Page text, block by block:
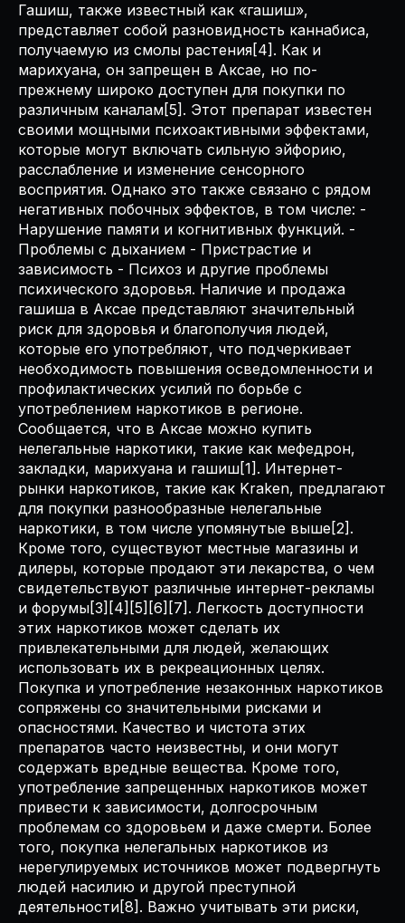
Гашиш, также известный как «гашиш»,
представляет собой разновидность каннабиса,
получаемую из смолы растения[4]. Как и
марихуана, он запрещен в Аксае, но по-
прежнему широко доступен для покупки по
различным каналам[5]. Этот препарат известен
своими мощными психоактивными эффектами,
которые могут включать сильную эйфорию,
расслабление и изменение сенсорного
восприятия. Однако это также связано с рядом
негативных побочных эффектов, в том числе: -
Нарушение памяти и когнитивных функций. -
Проблемы с дыханием - Пристрастие и
зависимость - Психоз и другие проблемы
психического здоровья. Наличие и продажа
гашиша в Аксае представляют значительный
риск для здоровья и благополучия людей,
которые его употребляют, что подчеркивает
необходимость повышения осведомленности и
профилактических усилий по борьбе с
употреблением наркотиков в регионе.
Сообщается, что в Аксае можно купить
нелегальные наркотики, такие как мефедрон,
закладки, марихуана и гашиш[1]. Интернет-
рынки наркотиков, такие как Kraken, предлагают
для покупки разнообразные нелегальные
наркотики, в том числе упомянутые выше[2].
Кроме того, существуют местные магазины и
дилеры, которые продают эти лекарства, о чем
свидетельствуют различные интернет-рекламы
и форумы[3][4][5][6][7]. Легкость доступности
этих наркотиков может сделать их
привлекательными для людей, желающих
использовать их в рекреационных целях.
Покупка и употребление незаконных наркотиков
сопряжены со значительными рисками и
опасностями. Качество и чистота этих
препаратов часто неизвестны, и они могут
содержать вредные вещества. Кроме того,
употребление запрещенных наркотиков может
привести к зависимости, долгосрочным
проблемам со здоровьем и даже смерти. Более
того, покупка нелегальных наркотиков из
нерегулируемых источников может подвергнуть
людей насилию и другой преступной
деятельности[8]. Важно учитывать эти риски,